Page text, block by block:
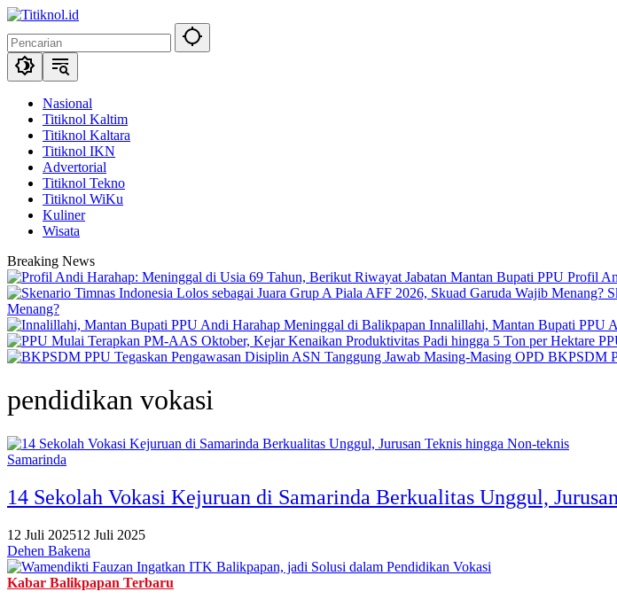
Langsung
konten
Nasional
Titiknol Kaltim
Titiknol Kaltara
Titiknol IKN
Advertorial
Titiknol Tekno
Titiknol WiKu
Kuliner
Wisata
Breaking News
Profil
Menang?
Innalillahi, Mantan Bupati PPU
BKPSDM
pendidikan vokasi
Samarinda
14 Sekolah Vokasi Kejuruan di Samarinda Berkualitas Unggul,
12 Juli 202512 Juli 2025
Dehen Bakena
Kabar Balikpapan Terbaru